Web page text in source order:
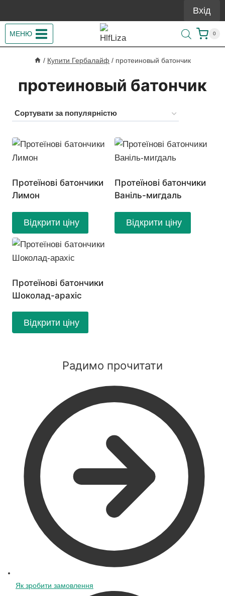
до
вмісту
Вхід
МЕНЮ 0
/ Купити Гербалайф / протеиновый батончик
протеиновый батончик
Протеїнові батончики
Лимон
Відкрити ціну
Протеїнові батончики
Ваніль-мигдаль
Відкрити ціну
Протеїнові батончики
Шоколад-арахіс
Відкрити ціну
Радимо прочитати
Як зробити замовлення